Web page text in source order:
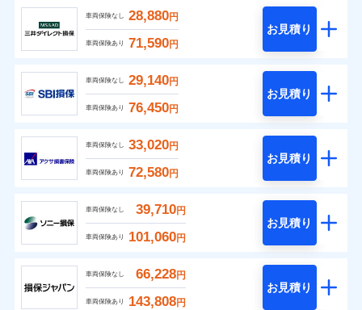
車両保険なし 28,880円
車両保険あり 71,590円
お見積り
車両保険なし 29,140円
車両保険あり 76,450円
お見積り
車両保険なし 33,020円
車両保険あり 72,580円
お見積り
車両保険なし 39,710円
車両保険あり 101,060円
お見積り
車両保険なし 66,228円
車両保険あり 143,808円
お見積り